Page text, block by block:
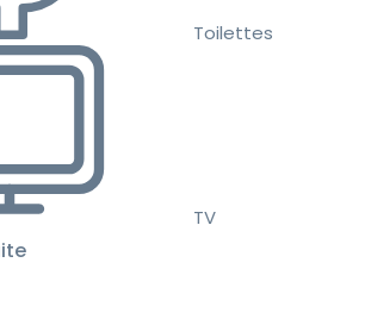
Toilettes
TV